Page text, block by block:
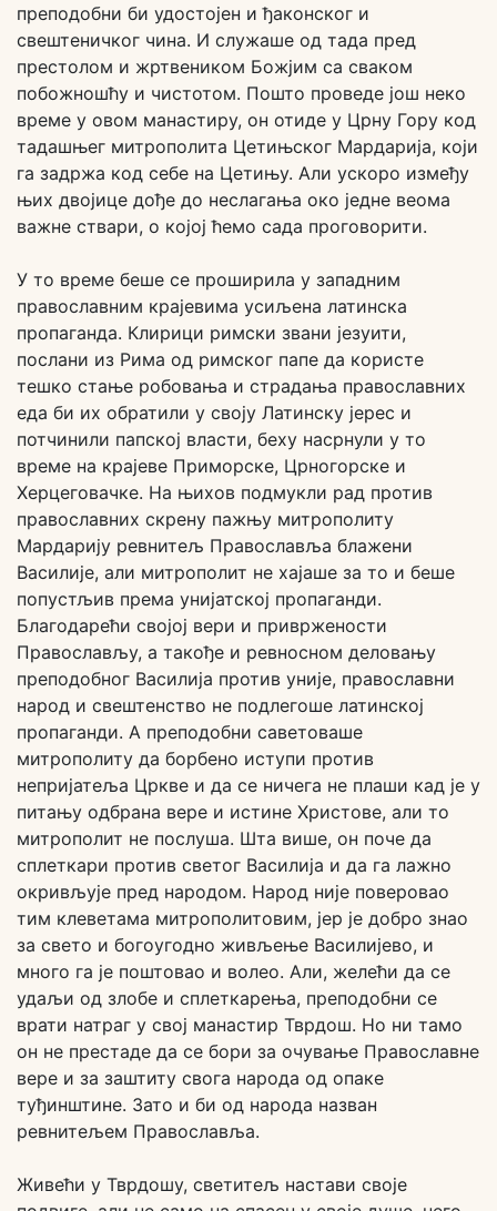
преподобни би удостојен и ђаконског и
свештеничког чина. И служаше од тада пред
престолом и жртвеником Божјим са сваком
побожношћу и чистотом. Пошто проведе још неко
време у овом манастиру, он отиде у Црну Гору код
тадашњег митрополита Цетињског Мардарија, који
га задржа код себе на Цетињу. Али ускоро између
њих двојице дође до неслагања око једне веома
важне ствари, о којој ћемо сада проговорити.
У то време беше се проширила у западним
православним крајевима усиљена латинска
пропаганда. Клирици римски звани језуити,
послани из Рима од римског папе да користе
тешко стање робовања и страдања православних
еда би их обратили у своју Латинску јерес и
потчинили папској власти, беху насрнули у то
време на крајеве Приморске, Црногорске и
Херцеговачке. На њихов подмукли рад против
православних скрену пажњу митрополиту
Мардарију ревнитељ Православља блажени
Василије, али митрополит не хајаше за то и беше
попустљив према унијатској пропаганди.
Благодарећи својој вери и привржености
Православљу, а такође и ревносном деловању
преподобног Василија против уније, православни
народ и свештенство не подлегоше латинској
пропаганди. А преподобни саветоваше
митрополиту да борбено иступи против
непријатеља Цркве и да се ничега не плаши кад је у
питању одбрана вере и истине Христове, али то
митрополит не послуша. Шта више, он поче да
сплеткари против светог Василија и да га лажно
окривљује пред народом. Народ није поверовао
тим клеветама митрополитовим, јер је добро знао
за свето и богоугодно живљење Василијево, и
много га је поштовао и волео. Али, желећи да се
удаљи од злобе и сплеткарења, преподобни се
врати натраг у свој манастир Тврдош. Но ни тамо
он не престаде да се бори за очување Православне
вере и за заштиту свога народа од опаке
туђинштине. Зато и би од народа назван
ревнитељем Православља.
Живећи у Тврдошу, светитељ настави своје